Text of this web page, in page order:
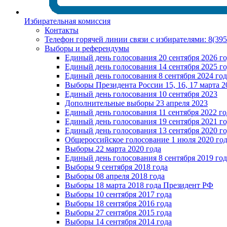
Избирательная комиссия
Контакты
Телефон горячей линии связи с избирателями:
Выборы и референдумы
Единый день голосования 20 сентября 2026
Единый день голосования 14 сентября 2025
Единый день голосования 8 сентября 2024
Выборы Президента России 15, 16, 17 марта
Единый день голосования 10 сентября 2023
Дополнительные выборы 23 апреля 2023
Единый день голосования 11 сентября 2022
Единый день голосования 19 сентября 2021
Единый день голосования 13 сентября 2020
Общероссийское голосование 1 июля 2020
Выборы 22 марта 2020 года
Единый день голосования 8 сентября 2019
Выборы 9 сентября 2018 года
Выборы 08 апреля 2018 года
Выборы 18 марта 2018 года Президент РФ
Выборы 10 сентября 2017 года
Выборы 18 сентября 2016 года
Выборы 27 сентября 2015 года
Выборы 14 сентября 2014 года